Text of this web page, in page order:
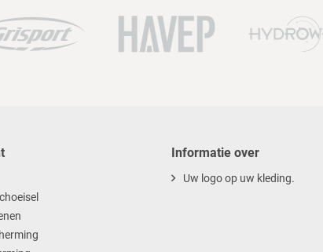
Informatie over
Uw logo op uw kleding.